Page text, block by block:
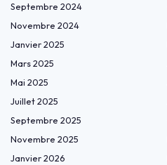
Septembre 2024
Novembre 2024
Janvier 2025
Mars 2025
Mai 2025
Juillet 2025
Septembre 2025
Novembre 2025
Janvier 2026